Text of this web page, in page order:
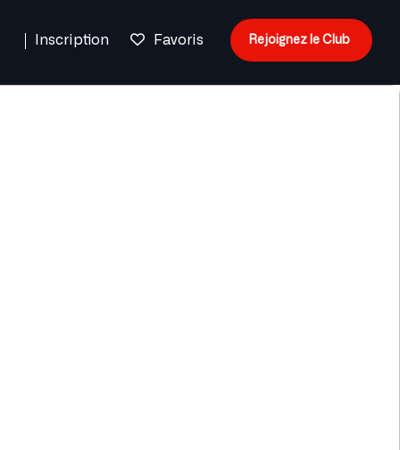
Inscription Favoris Rejoignez le Club